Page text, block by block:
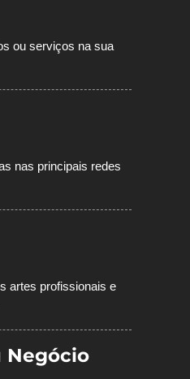
ou serviços na sua
nas principais redes
artes profissionais e
Negócio